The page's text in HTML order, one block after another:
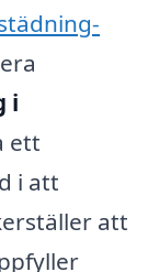
i
ett
i att
att